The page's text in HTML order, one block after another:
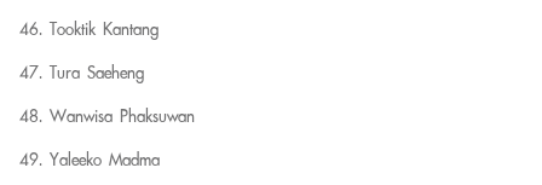
Tooktik Kantang
Tura Saeheng
Wanwisa Phaksuwan
Yaleeko Madma